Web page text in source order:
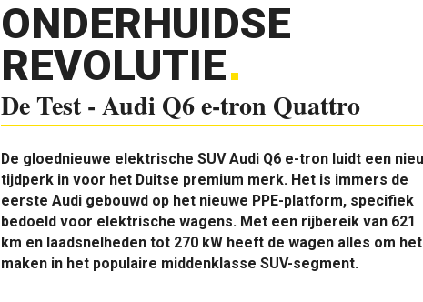
ONDERHUIDSE
REVOLUTIE
De Test - Audi Q6 e-tron Quattro
De gloednieuwe elektrische SUV Audi Q6 e-tron luidt een
tijdperk in voor het Duitse premium merk. Het is immers de
eerste Audi gebouwd op het nieuwe PPE-platform, specifiek
bedoeld voor elektrische wagens. Met een rijbereik van 621
km en laadsnelheden tot 270 kW heeft de wagen alles om het
maken in het populaire middenklasse SUV-segment.